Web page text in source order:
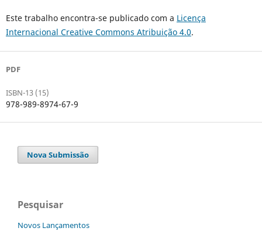
Este trabalho encontra-se publicado com a Licença
Internacional Creative Commons Atribuição 4.0.
PDF
ISBN-13 (15)
978-989-8974-67-9
Nova Submissão
Pesquisar
Novos Lançamentos